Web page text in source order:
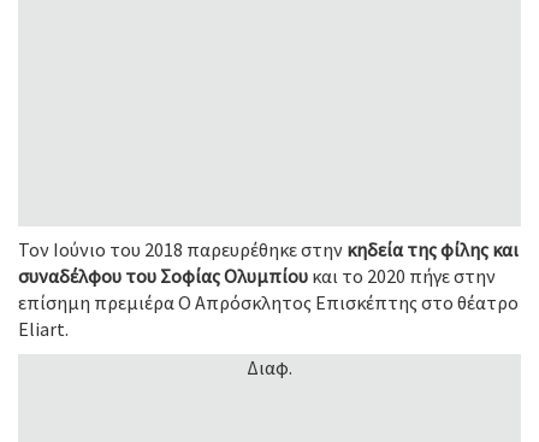
Τον Ιούνιο του 2018 παρευρέθηκε στην κηδεία της φίλης και
συναδέλφου του Σοφίας Ολυμπίου και το 2020 πήγε στην
επίσημη πρεμιέρα Ο Απρόσκλητος Επισκέπτης στο θέατρο
Eliart.
Διαφ.